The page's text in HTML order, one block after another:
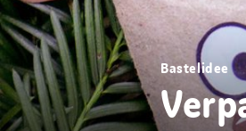
Bastelidee